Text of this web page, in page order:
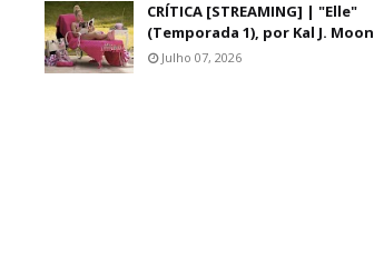
CRÍTICA [STREAMING] | "Elle"
(Temporada 1), por Kal J. Moon
Julho 07, 2026